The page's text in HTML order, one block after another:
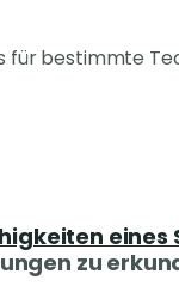
für bestimmte
eines
zu